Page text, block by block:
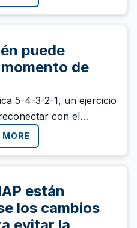
con amplio respaldo
enfrentar la crisis de
para aumentar la oferta
y agilizar los
puede
de
5-4-3-2-1, un ejercicio
con el
sentidos. Descárgala
necesitarla.
están
los cambios